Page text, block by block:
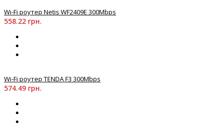
Wi-Fi роутер Netis WF2409Е 300Mbps
558.22 грн.
Wi-Fi роутер TENDA F3 300Mbps
574.49 грн.